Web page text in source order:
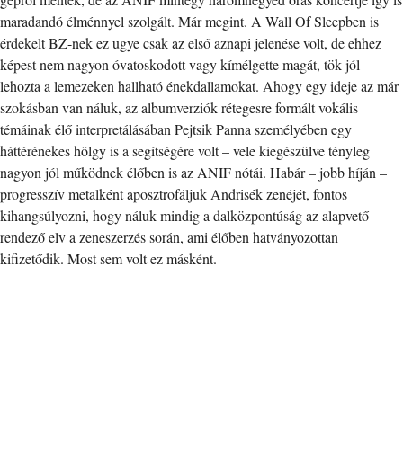
maradandó élménnyel szolgált. Már megint. A Wall Of Sleepben is
érdekelt BZ-nek ez ugye csak az első aznapi jelenése volt, de ehhez
képest nem nagyon óvatoskodott vagy kímélgette magát, tök jól
lehozta a lemezeken hallható énekdallamokat. Ahogy egy ideje az már
szokásban van náluk, az albumverziók rétegesre formált vokális
témáinak élő interpretálásában Pejtsik Panna személyében egy
háttérénekes hölgy is a segítségére volt – vele kiegészülve tényleg
nagyon jól működnek élőben is az ANIF nótái. Habár – jobb híján –
progresszív metalként aposztrofáljuk Andrisék zenéjét, fontos
kihangsúlyozni, hogy náluk mindig a dalközpontúság az alapvető
rendező elv a zeneszerzés során, ami élőben hatványozottan
kifizetődik. Most sem volt ez másként.